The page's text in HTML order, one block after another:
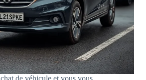
de véhicule et vous vous